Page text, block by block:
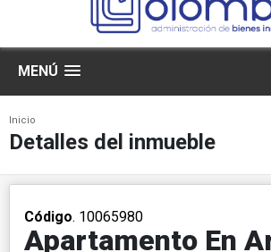
MENÚ
Inicio
Detalles del inmueble
Código. 10065980
Apartamento En